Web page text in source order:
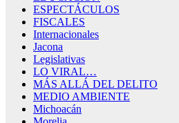
ESPECTÁCULOS
FISCALES
Internacionales
Jacona
Legislativas
LO VIRAL…
MÁS ALLÁ DEL DELITO
MEDIO AMBIENTE
Michoacán